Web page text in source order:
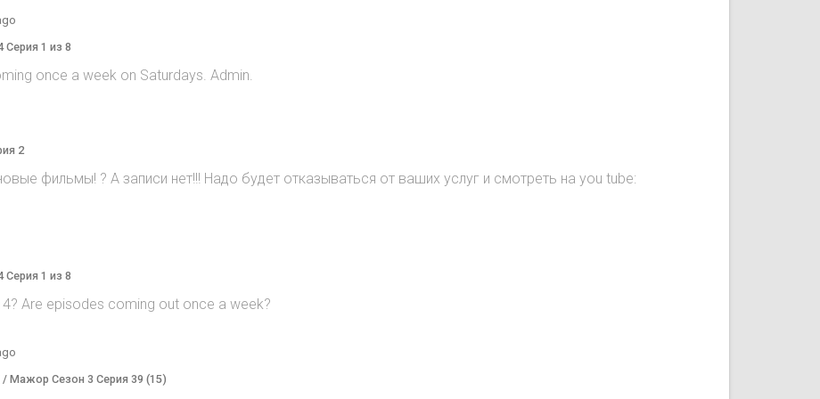
Серия 1 из 8
once a week on Saturdays. Admin.
2
фильмы! ? А записи нет!!! Надо будет отказываться от ваших услуг и смотреть на you tube:
Серия 1 из 8
Are episodes coming out once a week?
/ Мажор Сезон 3 Серия 39 (15)